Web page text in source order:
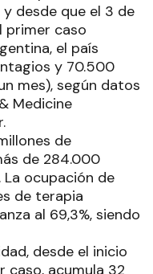
desde que el 3 de
primer caso
el país
y 70.500
mes), según datos
Medicine
de
de 284.000
ocupación de
de terapia
al 69,3%, siendo
desde el inicio